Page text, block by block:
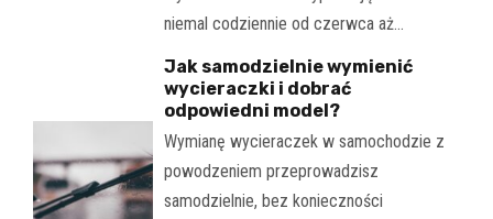
niemal codziennie od czerwca aż…
Jak samodzielnie wymienić
wycieraczki i dobrać
odpowiedni model?
Wymianę wycieraczek w samochodzie z
powodzeniem przeprowadzisz
samodzielnie, bez konieczności